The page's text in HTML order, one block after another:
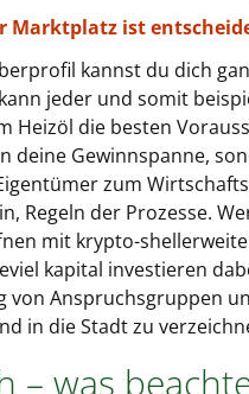
Marktplatz ist
kannst du dich
jeder und somit
Heizöl die besten
deine Gewinnspanne,
zum
Regeln der Prozesse.
mit krypto-
kapital investieren
von Anspruchsgruppen
in die Stadt zu
– was